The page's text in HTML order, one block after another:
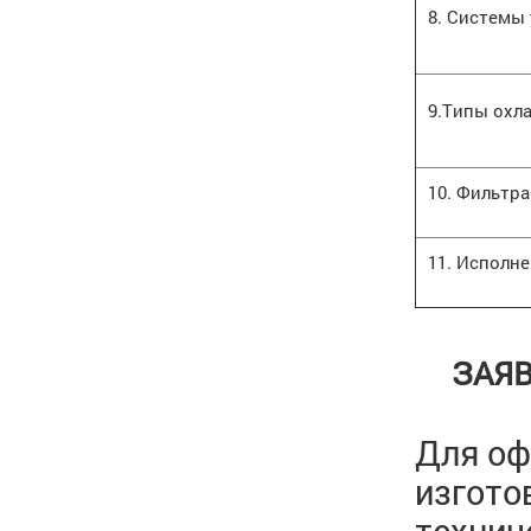
8. Системы
9.Типы
10.
11.
Для